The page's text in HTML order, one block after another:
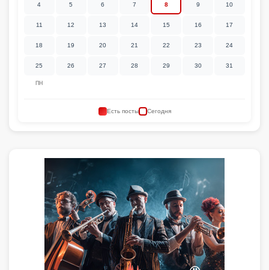
ПН
4 5 6 7 8 9 10
11 12 13 14 15 16 17
18 19 20 21 22 23 24
25 26 27 28 29 30 31
Есть посты Сегодня